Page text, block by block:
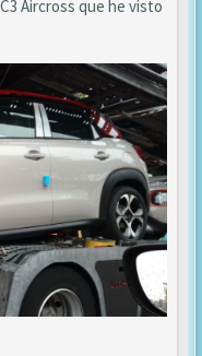
Aircross que he visto